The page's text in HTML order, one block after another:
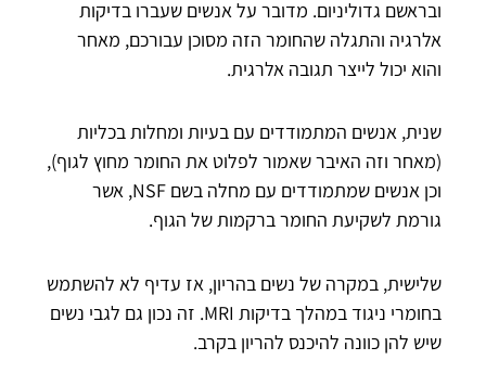
ובראשם גדוליניום. מדובר על אנשים שעברו בדיקות
אלרגיה והתגלה שהחומר הזה מסוכן עבורכם, מאחר
והוא יכול לייצר תגובה אלרגית.
שנית, אנשים המתמודדים עם בעיות ומחלות בכליות
(מאחר וזה האיבר שאמור לפלוט את החומר מחוץ לגוף),
וכן אנשים שמתמודדים עם מחלה בשם NSF, אשר
גורמת לשקיעת החומר ברקמות של הגוף.
שלישית, במקרה של נשים בהריון, אז עדיף לא להשתמש
בחומרי ניגוד במהלך בדיקות MRI. זה נכון גם לגבי נשים
שיש להן כוונה להיכנס להריון בקרב.